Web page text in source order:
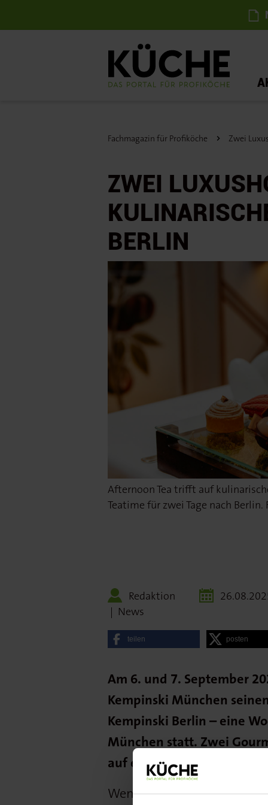
Fachmagazin für Profiköche Zwei
ZWEI
BERLIN
Afternoon Tea trifft auf
Teatime für zwei Tage nach
Redaktion
| News
teilen posten
Am 6. und 7. September
Kempinski München
Kempinski Berlin – eine
München statt. Zwei
auf exklusive Weise neu
Wenn das Team des Hotel